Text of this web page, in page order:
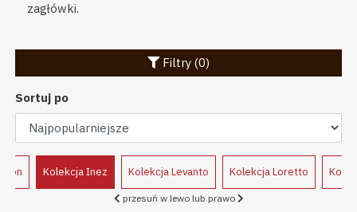
zagłówki.
Filtry (0)
Sortuj po
Kolekcja Inez Kolekcja Levanto Kolekcja Loretto
przesuń w lewo lub prawo